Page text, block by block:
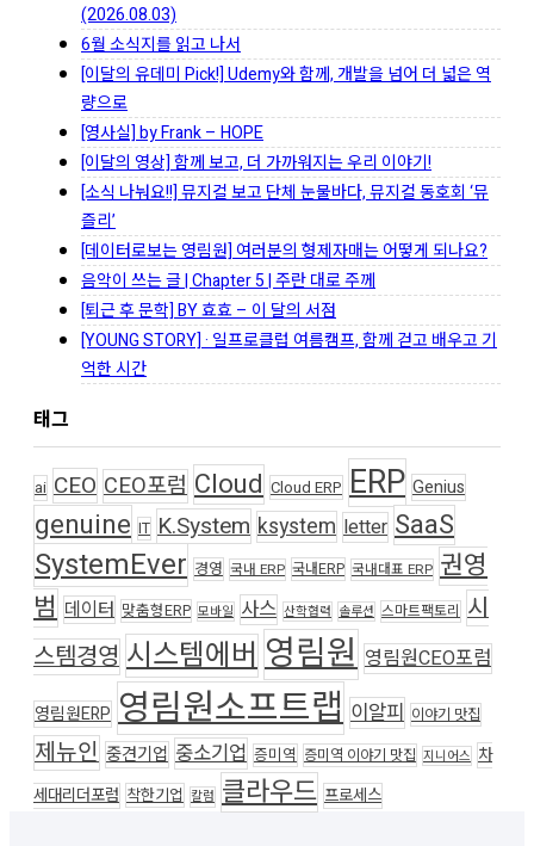
(2026.08.03)
6월 소식지를 읽고 나서
[이달의 유데미 Pick!] Udemy와 함께, 개발을 넘어 더 넓은 역
량으로
[영사실] by Frank – HOPE
[이달의 영상] 함께 보고, 더 가까워지는 우리 이야기!
[소식 나눠요!!] 뮤지컬 보고 단체 눈물바다, 뮤지컬 동호회 ‘뮤
즐리’
[데이터로보는 영림원] 여러분의 형제자매는 어떻게 되나요?
음악이 쓰는 글 | Chapter 5 | 주란 대로 주께
[퇴근 후 문학] BY 효효 – 이 달의 서점
[YOUNG STORY] · 일프로클럽 여름캠프, 함께 걷고 배우고 기
억한 시간
태그
ai CEO CEO포럼 Cloud Cloud ERP ERP Genius
genuine IT K.System ksystem letter SaaS
SystemEver 경영 국내 ERP 국내ERP 국내대표 ERP 권영
범 데이터 맞춤형ERP 모바일 사스 산학협력 솔루션 스마트팩토리 시
스템경영 시스템에버영림원 영림원CEO포럼
영림원ERP 영림원소프트랩 이알피 이야기 맛집
제뉴인 중견기업 중소기업 증미역 증미역 이야기 맛집 지니어스 차
세대리더포럼 착한기업 칼럼 클라우드 프로세스